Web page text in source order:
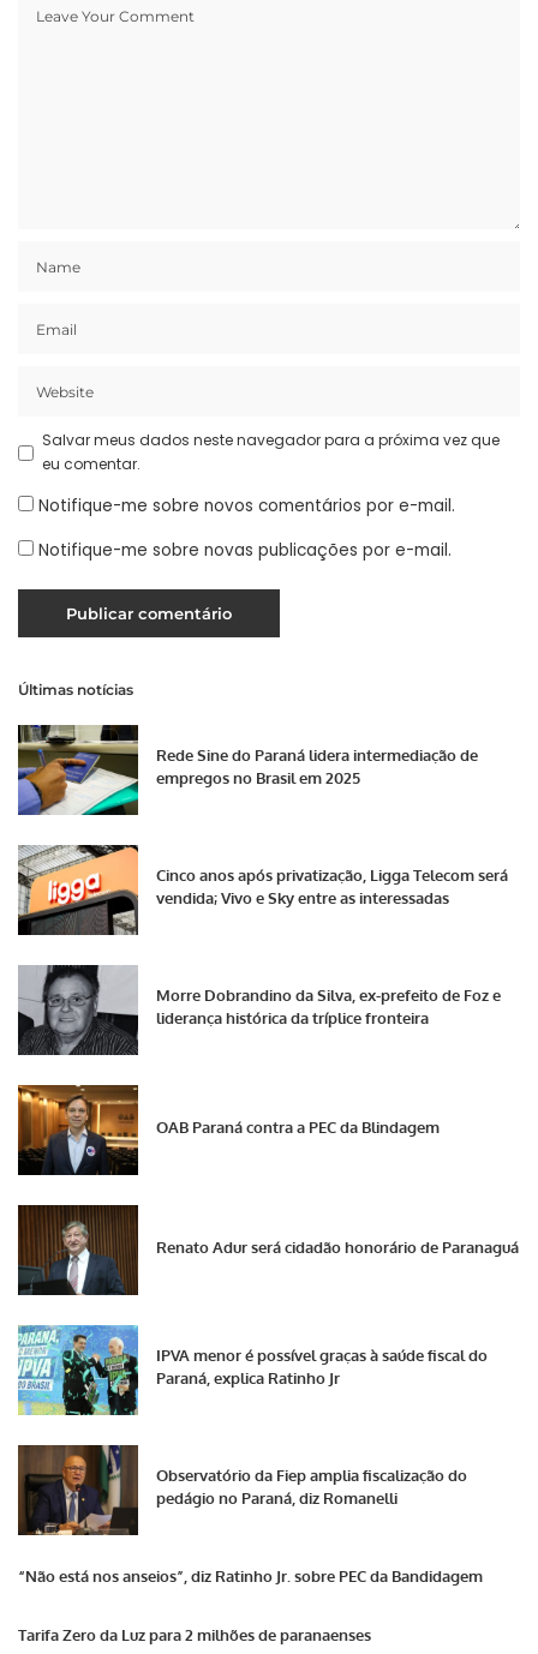
Salvar meus dados neste navegador para a próxima vez que
eu comentar.
Notifique-me sobre novos comentários por e-mail.
Notifique-me sobre novas publicações por e-mail.
Últimas notícias
Rede Sine do Paraná lidera intermediação de
empregos no Brasil em 2025
Cinco anos após privatização, Ligga Telecom será
vendida; Vivo e Sky entre as interessadas
Morre Dobrandino da Silva, ex-prefeito de Foz e
liderança histórica da tríplice fronteira
OAB Paraná contra a PEC da Blindagem
Renato Adur será cidadão honorário de Paranaguá
IPVA menor é possível graças à saúde fiscal do
Paraná, explica Ratinho Jr
Observatório da Fiep amplia fiscalização do
pedágio no Paraná, diz Romanelli
“Não está nos anseios”, diz Ratinho Jr. sobre PEC da Bandidagem
Tarifa Zero da Luz para 2 milhões de paranaenses